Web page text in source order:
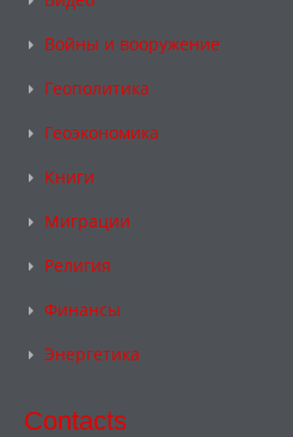
Войны и вооружение
Геополитика
Геоэкономика
Книги
Миграции
Религия
Финансы
Энергетика
Contacts